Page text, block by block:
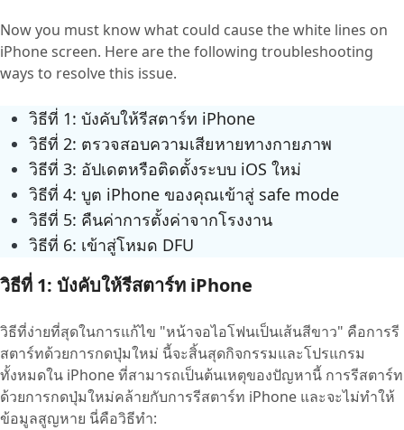
Now you must know what could cause the white lines on
iPhone screen. Here are the following troubleshooting
ways to resolve this issue.
วิธีที่ 1: บังคับให้รีสตาร์ท iPhone
วิธีที่ 2: ตรวจสอบความเสียหายทางกายภาพ
วิธีที่ 3: อัปเดตหรือติดตั้งระบบ iOS ใหม่
วิธีที่ 4: บูต iPhone ของคุณเข้าสู่ safe mode
วิธีที่ 5: คืนค่าการตั้งค่าจากโรงงาน
วิธีที่ 6: เข้าสู่โหมด DFU
วิธีที่ 1: บังคับให้รีสตาร์ท iPhone
วิธีที่ง่ายที่สุดในการแก้ไข "หน้าจอไอโฟนเป็นเส้นสีขาว" คือการรี
สตาร์ทด้วยการกดปุ่มใหม่ นี้จะสิ้นสุดกิจกรรมและโปรแกรม
ทั้งหมดใน iPhone ที่สามารถเป็นต้นเหตุของปัญหานี้ การรีสตาร์ท
ด้วยการกดปุ่มใหม่คล้ายกับการรีสตาร์ท iPhone และจะไม่ทำให้
ข้อมูลสูญหาย นี่คือวิธีทำ: